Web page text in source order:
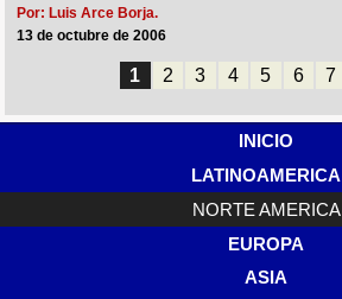
Por: Luis Arce Borja.
13 de octubre de 2006
1 2 3 4 5 6 7
INICIO
LATINOAMERICA
NORTE AMERICA
EUROPA
ASIA